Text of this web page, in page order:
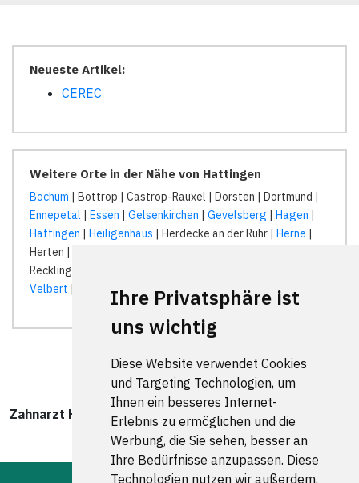
Ihre Privatsphäre ist
uns wichtig
Diese Website verwendet Cookies
und Targeting Technologien, um
Ihnen ein besseres Internet-
Erlebnis zu ermöglichen und die
Werbung, die Sie sehen, besser an
Ihre Bedürfnisse anzupassen. Diese
Technologien nutzen wir außerdem,
Neueste Artikel:
CEREC
Weitere Orte in der Nähe von Hattingen
Bochum | Bottrop | Castrop-Rauxel | Dorsten | Dortmund |
Ennepetal | Essen | Gelsenkirchen | Gevelsberg | Hagen |
Hattingen | Heiligenhaus | Herdecke an der Ruhr | Herne |
Herten | Mettmann | Mülheim an der Ruhr | Radevormwald |
Recklinghausen | Remscheid |
Velbert | Wetter (Ruhr) Witten Wuppertal| Wülfrath |
Zahnarzt Hattingen wurde zuletzt am 08. August 2026
um 00:00:08 Uhr aktualisiert.